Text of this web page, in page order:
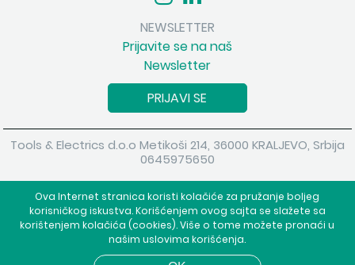
Ova Internet stranica koristi kolačiće za pružanje boljeg
korisničkog iskustva. Korišćenjem ovog sajta se slažete sa
korištenjem kolačića (cookies). Više o tome možete pronaći u
našim uslovima korišćenja.
NEWSLETTER
Prijavite se na naš
Newsletter
PRIJAVI SE
Tools & Electrics d.o.o Metikoši 214, 36000 KRALJEVO, Srbija
0645975650
Powered byshopen.com